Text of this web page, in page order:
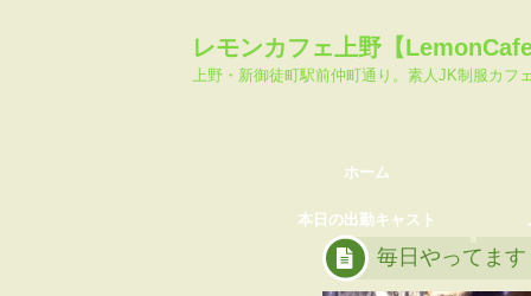
本日の出勤キャスト
レモンカフェ上野【
上野・新御徒町駅前仲町通り。素人JK制服カフ
ホーム
本日の出勤キャスト
毎日やってます